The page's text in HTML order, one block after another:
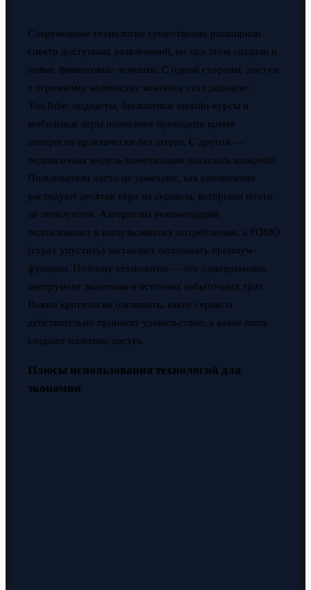
Современные технологии существенно расширили
спектр доступных развлечений, но при этом создали и
новые финансовые ловушки. С одной стороны, доступ
к огромному количеству контента стал дешевле:
YouTube, подкасты, бесплатные онлайн-курсы и
мобильные игры позволяют проводить время
интересно практически без затрат. С другой —
подписочная модель монетизации оказалась коварной.
Пользователи часто не замечают, как ежемесячно
расходуют десятки евро на сервисы, которыми почти
не пользуются. Алгоритмы рекомендаций
подталкивают к импульсивному потреблению, а FOMO
(страх упустить) заставляет оплачивать премиум-
функции. Поэтому технологии — это одновременно
инструмент экономии и источник избыточных трат.
Важно критически оценивать, какие сервисы
действительно приносят удовольствие, а какие лишь
создают иллюзию досуга.
Плюсы использования технологий для
экономии